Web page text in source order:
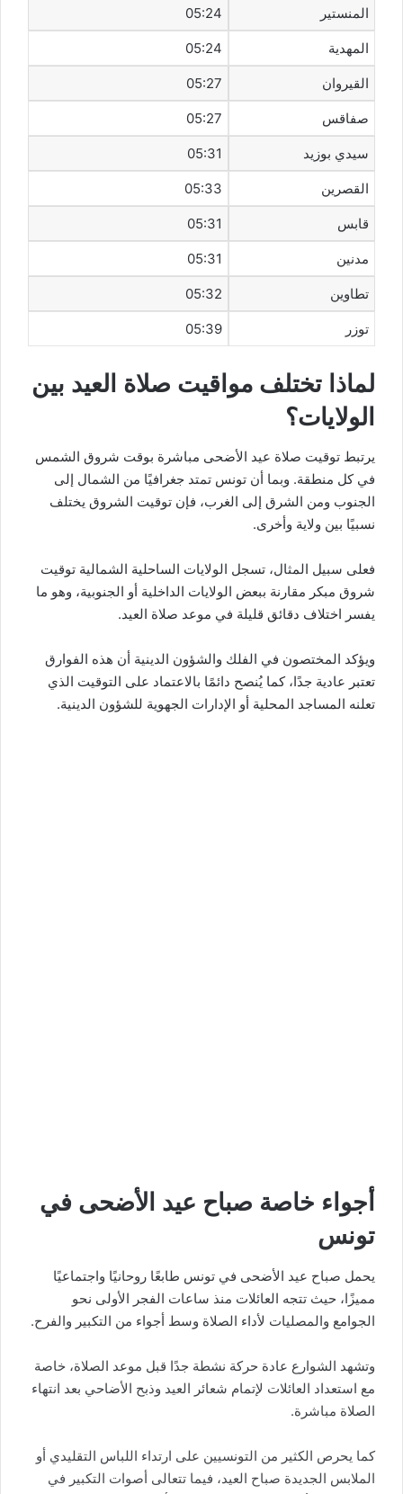
المنستير 05:24
المهدية 05:24
القيروان 05:27
صفاقس 05:27
سيدي بوزيد 05:31
القصرين 05:33
قابس 05:31
مدنين 05:31
تطاوين 05:32
توزر 05:39
لماذا تختلف مواقيت صلاة العيد بين
الولايات؟
يرتبط توقيت صلاة عيد الأضحى مباشرة بوقت شروق الشمس
في كل منطقة. وبما أن تونس تمتد جغرافيًا من الشمال إلى
الجنوب ومن الشرق إلى الغرب، فإن توقيت الشروق يختلف
نسبيًا بين ولاية وأخرى.
فعلى سبيل المثال، تسجل الولايات الساحلية الشمالية توقيت
شروق مبكر مقارنة ببعض الولايات الداخلية أو الجنوبية، وهو ما
يفسر اختلاف دقائق قليلة في موعد صلاة العيد.
ويؤكد المختصون في الفلك والشؤون الدينية أن هذه الفوارق
تعتبر عادية جدًا، كما يُنصح دائمًا بالاعتماد على التوقيت الذي
تعلنه المساجد المحلية أو الإدارات الجهوية للشؤون الدينية.
أجواء خاصة صباح عيد الأضحى في
تونس
يحمل صباح عيد الأضحى في تونس طابعًا روحانيًا واجتماعيًا
مميزًا، حيث تتجه العائلات منذ ساعات الفجر الأولى نحو
الجوامع والمصليات لأداء الصلاة وسط أجواء من التكبير والفرح.
وتشهد الشوارع عادة حركة نشطة جدًا قبل موعد الصلاة، خاصة
مع استعداد العائلات لإتمام شعائر العيد وذبح الأضاحي بعد انتهاء
الصلاة مباشرة.
كما يحرص الكثير من التونسيين على ارتداء اللباس التقليدي أو
الملابس الجديدة صباح العيد، فيما تتعالى أصوات التكبير في